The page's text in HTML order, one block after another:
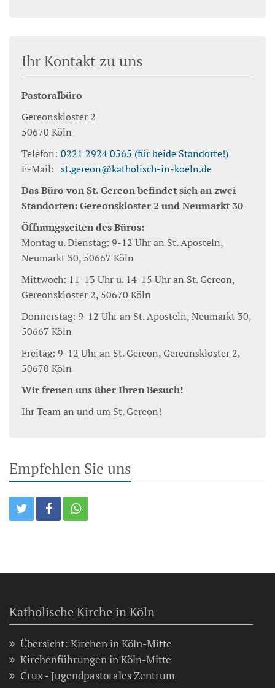
Ihr Kontakt zu uns
Pastoralbüro
Gereonskloster 2
50670 Köln
Telefon: 0221 2924 0565 (für beide Standorte!)
E-Mail: st.gereon@katholisch-in-koeln.de
Das Büro von St. Gereon befindet sich an zwei
Standorten: Gereonskloster 2 und Neumarkt 30
Öffnungszeiten des Büros:
Montag u. Dienstag: 9-12 Uhr an St. Aposteln,
Neumarkt 30, 50667 Köln
Mittwoch: 11-13 Uhr u. 14-15 Uhr an St. Gereon,
Gereonskloster 2, 50670 Köln
Donnerstag: 9-12 Uhr an St. Aposteln, Neumarkt 30,
50667 Köln
Freitag: 9-12 Uhr an St. Gereon, Gereonskloster 2,
50670 Köln
Wir freuen uns über Ihren Besuch!
Ihr Team an und um St. Gereon!
Empfehlen Sie uns
Katholische Kirche in Köln
Übersicht: Kirchen in Köln-Mitte
Kirchenführungen in Köln-Mitte
Crux - Jugendpastorales Zentrum